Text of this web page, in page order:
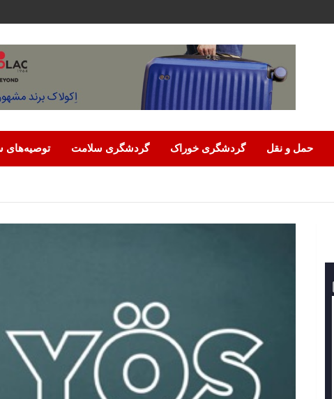
حمل‌ و نقل گردشگری خوراک گردشگری سلامت توصیه‌های